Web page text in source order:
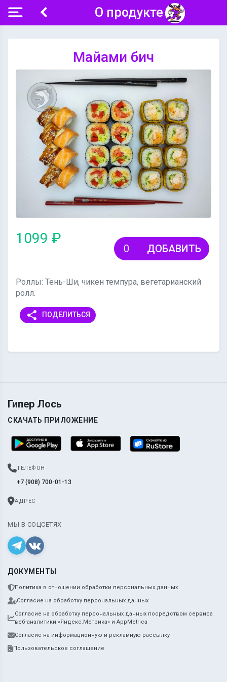
О продукте
Майами бич
1099 ₽
ДОБАВИТЬ
Роллы: Тень-Ши, чикен темпура, вегетарианский
ролл.
share ПОДЕЛИТЬСЯ
Гипер Лось
СКАЧАТЬ ПРИЛОЖЕНИЕ
ТЕЛЕФОН
+7 (908) 700-01-13
АДРЕС
МЫ В СОЦСЕТЯХ
ДОКУМЕНТЫ
Политика в отношении обработки персональных данных
Согласие на обработку персональных данных
Согласие на обработку персональных данных посредством сервиса
веб-аналитики «Яндекс.Метрика» и AppMetrica
Согласие на информационную и рекламную рассылку
Пользовательское соглашение